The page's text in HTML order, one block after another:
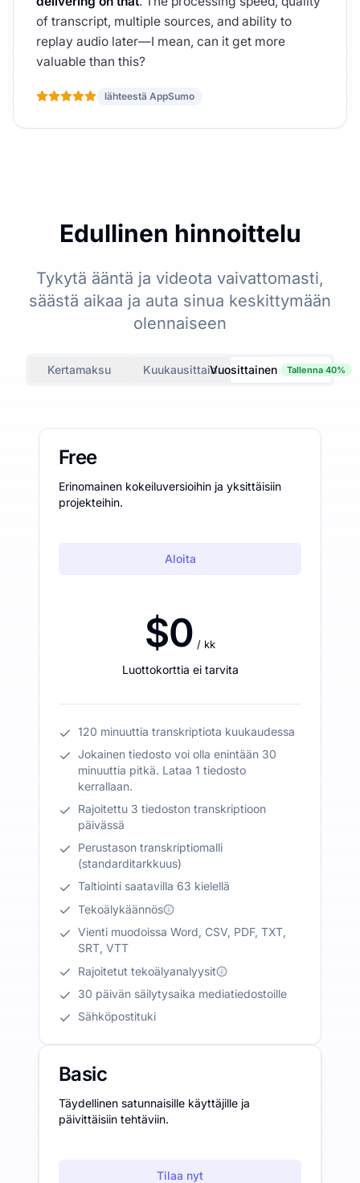
of transcript, multiple sources, and ability to
replay audio later—I mean, can it get more
valuable than this?
lähteestä AppSumo
Edullinen hinnoittelu
Tykytä ääntä ja videota vaivattomasti,
säästä aikaa ja auta sinua keskittymään
olennaiseen
Kertamaksu KuukausittainVuosittainen Tallenna 40%
Free
Erinomainen kokeiluversioihin ja yksittäisiin
projekteihin.
Aloita
$0 / kk
Luottokorttia ei tarvita
120 minuuttia transkriptiota kuukaudessa
Jokainen tiedosto voi olla enintään 30
minuuttia pitkä. Lataa 1 tiedosto
kerrallaan.
Rajoitettu 3 tiedoston transkriptioon
päivässä
Perustason transkriptiomalli
(standarditarkkuus)
Taltiointi saatavilla 63 kielellä
Tekoälykäännös
Vienti muodoissa Word, CSV, PDF, TXT,
SRT, VTT
Rajoitetut tekoälyanalyysit
30 päivän säilytysaika mediatiedostoille
Sähköpostituki
Basic
Täydellinen satunnaisille käyttäjille ja
päivittäisiin tehtäviin.
Tilaa nyt